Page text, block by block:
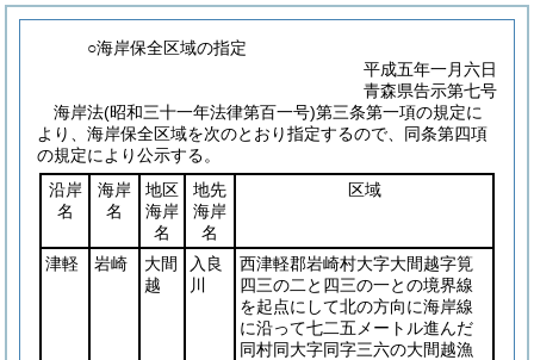
○海岸保全区域の指定
平成五年一月六日
青森県告示第七号
海岸法(昭和三十一年法律第百一号)第三条第一項の規定に
より、海岸保全区域を次のとおり指定するので、同条第四項
の規定により公示する。
沿岸
名
海岸
名
地区
海岸
名
地先
海岸
名
区域
津軽 岩崎
大間
越
入良
川
西津軽郡岩崎村大字大間越字筧
四三の二と四三の一との境界線
を起点にして北の方向に海岸線
に沿って七二五メートル進んだ
同村同大字同字三六の大間越漁